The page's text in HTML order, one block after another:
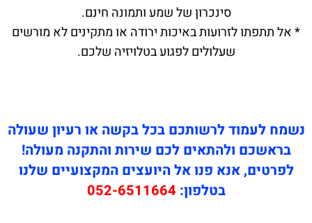
סינכרון של שמע ותמונה חינם.
באיכות ירודה או מתקינים לא מורשים
לפגוע בטלויזיה שלכם.
לרשותכם בכל בקשה או רעיון שעולה
לכם שירות והתקנה מעולה!
פנו אל היועצים המקצועיים שלנו
052-6511664